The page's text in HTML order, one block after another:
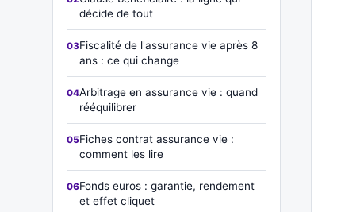
décide de tout
Fiscalité de l'assurance vie après 8
ans : ce qui change
Arbitrage en assurance vie : quand
rééquilibrer
Fiches contrat assurance vie :
comment les lire
Fonds euros : garantie, rendement
et effet cliquet